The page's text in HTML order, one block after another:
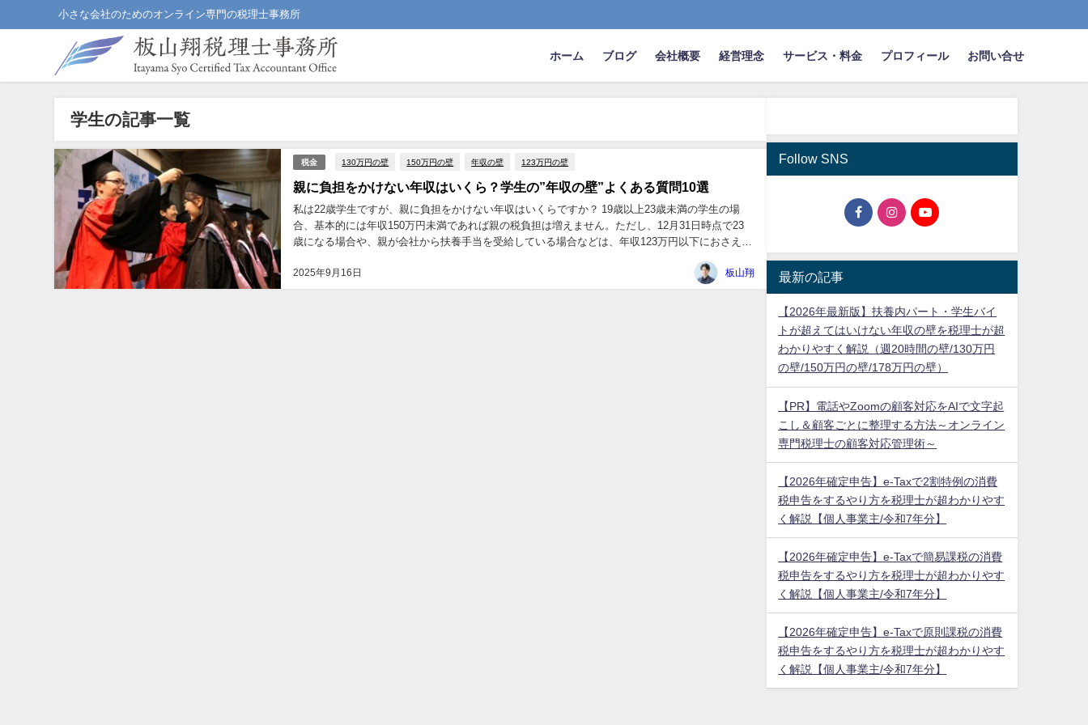
小さな会社のためのオンライン専門の税理士事務所
ホーム ブログ 会社概要 経営理念 サービス・料金 プロフィール お問い合せ
学生の記事一覧
税金 130万円の壁 150万円の壁 年収の壁 123万円の壁
親に負担をかけない年収はいくら？学生の”年収の壁”よくある質問10選
2025年9月16日
私は22歳学生ですが、親に負担をかけない年収はいくらですか？ 19歳以上23歳未満の学生の場
合、基本的には年収150万円未満であれば親の税負担は増えません。ただし、12月31日時点で23
歳になる場合や、親が会社から扶養手当を受給している場合などは、年収123万円以下におさえな
板山翔
Follow SNS
最新の記事
【2026年最新版】扶養内パート・学生バイ
トが超えてはいけない年収の壁を税理士が超
わかりやすく解説（週20時間の壁/130万円
の壁/150万円の壁/178万円の壁）
【PR】電話やZoomの顧客対応をAIで文字起
こし＆顧客ごとに整理する方法～オンライン
専門税理士の顧客対応管理術～
【2026年確定申告】e-Taxで2割特例の消費
税申告をするやり方を税理士が超わかりやす
く解説【個人事業主/令和7年分】
【2026年確定申告】e-Taxで簡易課税の消費
税申告をするやり方を税理士が超わかりやす
く解説【個人事業主/令和7年分】
【2026年確定申告】e-Taxで原則課税の消費
税申告をするやり方を税理士が超わかりやす
く解説【個人事業主/令和7年分】